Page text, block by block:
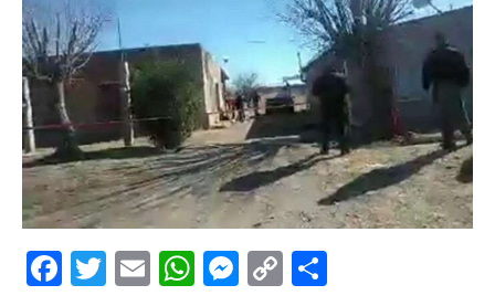
F T E W M C